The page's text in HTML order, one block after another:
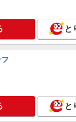
ャリアセンター/
労務
時給1950円 ★交通費規
詳
と
と